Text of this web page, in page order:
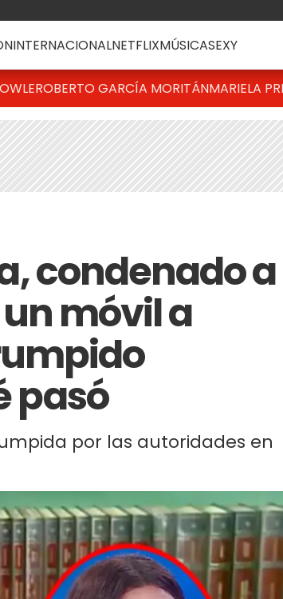
INTERNACIONALNETFLIXMÚSICASEXY
ROBERTO GARCÍA MORITÁNMARIELA
condenado a
móvil a
pasó
por las autoridades en